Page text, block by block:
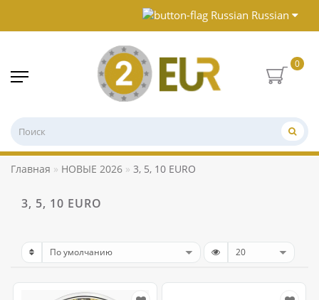
Russian
0
Главная НОВЫЕ 2026 3, 5, 10 EURO
3, 5, 10 EURO